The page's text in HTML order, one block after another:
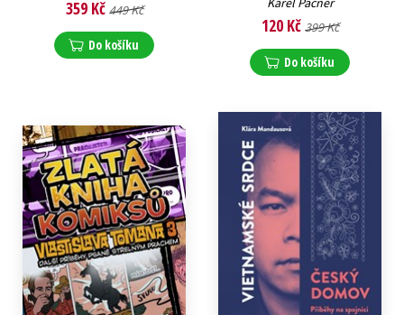
359 Kč 449 Kč
Do košíku
120 Kč 399 Kč
Do košíku